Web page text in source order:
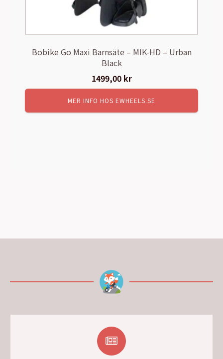
Bobike Go Maxi Barnsäte – MIK-HD – Urban
Black
1499,00 kr
MER INFO HOS EWHEELS.SE